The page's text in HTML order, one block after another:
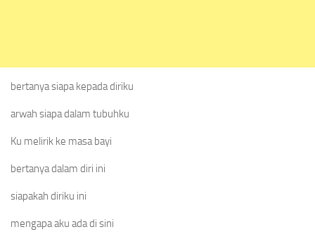
bertanya siapa kepada diriku
arwah siapa dalam tubuhku
Ku melirik ke masa bayi
bertanya dalam diri ini
siapakah diriku ini
mengapa aku ada di sini